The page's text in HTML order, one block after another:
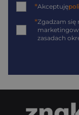
*Akceptuję
*Zgadzam
zasadach